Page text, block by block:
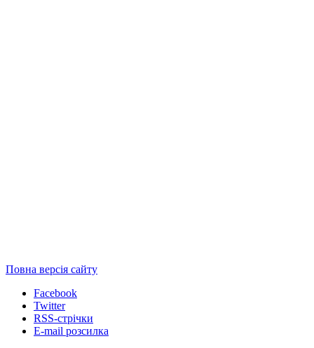
Повна версія сайту
Facebook
Twitter
RSS-стрічки
E-mail розсилка